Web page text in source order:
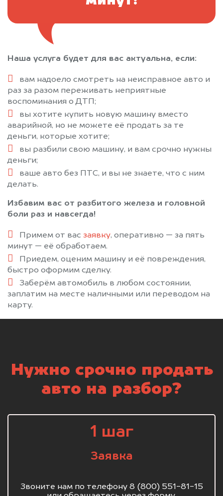
Наша услуга будет для вас актуальна, если:
вам надоело смотреть на неисправное авто и
раз за разом переживать неприятные
воспоминания о ДТП;
вы хотите купить новую машину вместо
аварийной, но не можете её продать за те
деньги, которые хотите;
вы разбили свою машину, и вам срочно нужны
деньги;
ваше авто без ПТС, и вы не знаете, что с ним
делать.
Избавим вас от разбитого железа и головной
боли раз и навсегда!
Примем от вас заявку, оперативно — за пять
минут — её обработаем.
Приедем, оценим машину и её повреждения,
быстро оформим сделку.
Заберём автомобиль в любом состоянии,
заплатим на месте наличными или переводом на
карту.
Нужно срочно продать
авто на разбор?
1 шаг
Заявка
Звоните нам по телефону 8 (800) 551-81-15